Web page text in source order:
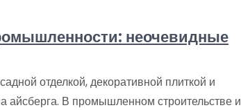
неочевидные
отделкой, декоративной плиткой и
В промышленном строительстве и